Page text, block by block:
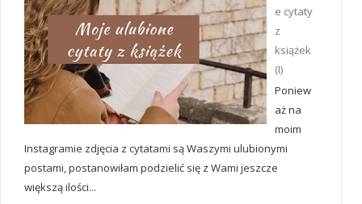
e cytaty
z
książek
(I)
Poniew
aż na
moim
Instagramie zdjęcia z cytatami są Waszymi ulubionymi
postami, postanowiłam podzielić się z Wami jeszcze
większą ilości...